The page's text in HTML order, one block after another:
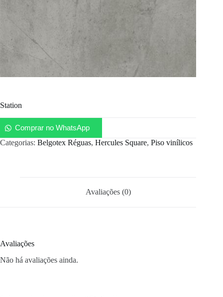
Station
Comprar no WhatsApp
Categorias: Belgotex Réguas, Hercules Square, Piso vinílicos
Avaliações (0)
Avaliações
Não há avaliações ainda.